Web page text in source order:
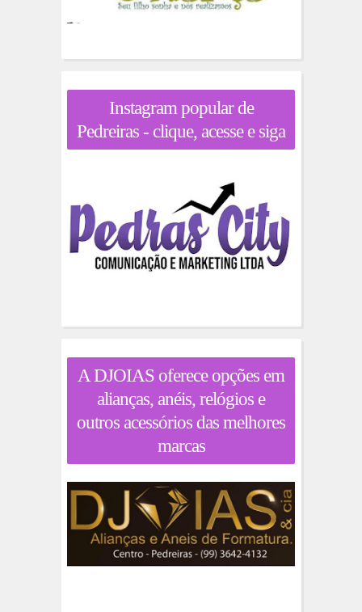
Instagram popular de
Pedreiras - clique, acesse e siga
A DJOIAS oferece opções em
alianças, anéis, relógios e
outros acessórios das melhores
marcas